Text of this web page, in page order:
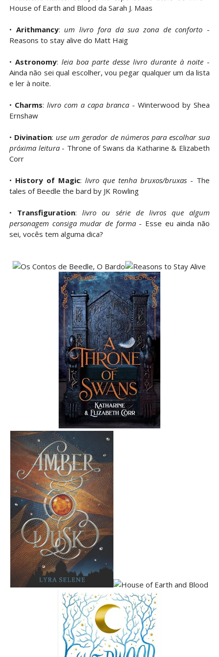
House of Earth and Blood da Sarah J. Maas
• Arithmancy:um livro fora da sua zona de conforto -
Reasons to stay alive do Matt Haig
• Astronomy: leia boa parte desse livro durante à noite -
Ainda não sei qual escolher, vou pegar qualquer um da lista
e ler à noite.
• Charms: livro com a capa branca - Winterwood by Shea
Ernshaw
• Divination:use um gerador de números para escolhar sua
próxima leitura- Throne of Swans da Katharine & Elizabeth
Corr
• History of Magic:livro que tenha bruxos/bruxas - The
tales of Beedle the bard by JK Rowling
• Transfiguration:livro ou série de livros que algum
personagem consiga mudar de forma - Esse eu ainda não
sei, vocês tem alguma dica?